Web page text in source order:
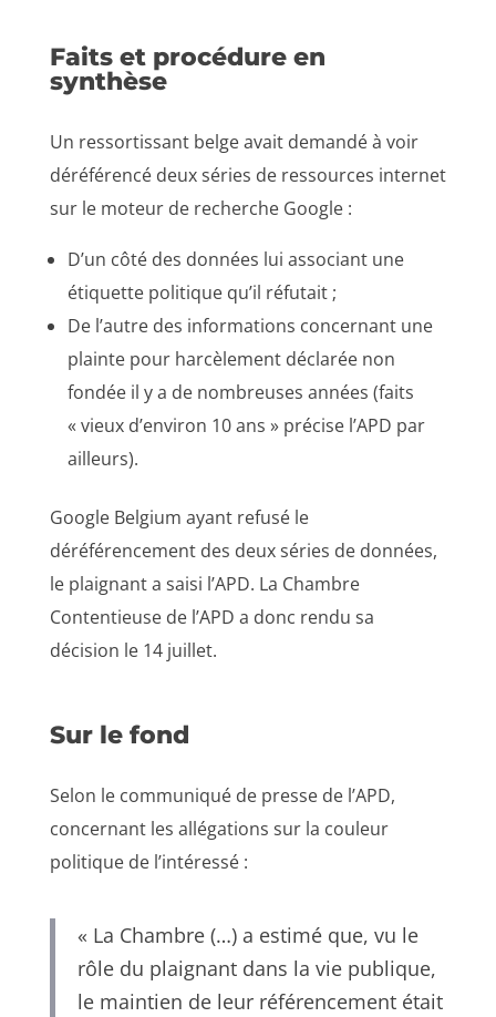
Faits et procédure en
synthèse
Un ressortissant belge avait demandé à voir
déréférencé deux séries de ressources internet
sur le moteur de recherche Google :
D’un côté des données lui associant une
étiquette politique qu’il réfutait ;
De l’autre des informations concernant une
plainte pour harcèlement déclarée non
fondée il y a de nombreuses années (faits
« vieux d’environ 10 ans » précise l’APD par
ailleurs).
Google Belgium ayant refusé le
déréférencement des deux séries de données,
le plaignant a saisi l’APD. La Chambre
Contentieuse de l’APD a donc rendu sa
décision le 14 juillet.
Sur le fond
Selon le communiqué de presse de l’APD,
concernant les allégations sur la couleur
politique de l’intéressé :
« La Chambre (…) a estimé que, vu le
rôle du plaignant dans la vie publique,
le maintien de leur référencement était